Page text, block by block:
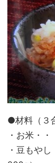
●材料（３
・お米・・
・豆もや